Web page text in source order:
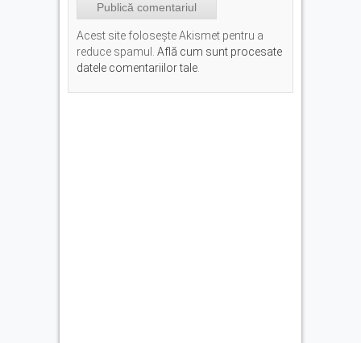
Acest site folosește Akismet pentru a
reduce spamul. Află cum sunt procesate
datele comentariilor tale